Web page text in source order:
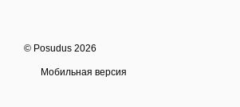
© Posudus 2026
Мобильная версия